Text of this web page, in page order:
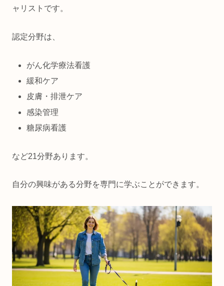
ャリストです。
認定分野は、
がん化学療法看護
緩和ケア
皮膚・排泄ケア
感染管理
糖尿病看護
など21分野あります。
自分の興味がある分野を専門に学ぶことができます。